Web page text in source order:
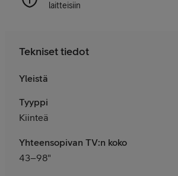
laitteisiin
Tekniset tiedot
Yleistä
Tyyppi
Kiinteä
Yhteensopivan TV:n koko
43–98"